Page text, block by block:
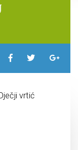
vrtić